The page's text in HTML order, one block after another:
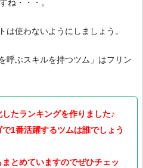
ね・・・。
使わないようにしましょう。
呼ぶスキルを持つツム」はフリン
たランキングを作りました♪
1番活躍するツムは誰でしょう
とめていますのでぜひチェッ